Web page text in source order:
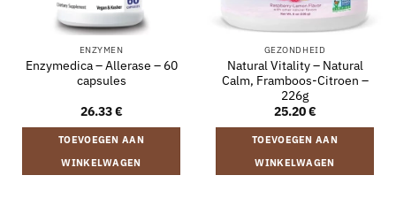
ENZYMEN
Enzymedica – Allerase – 60
capsules
26.33€
TOEVOEGEN AAN
WINKELWAGEN
GEZONDHEID
Natural Vitality – Natural
Calm, Framboos-Citroen –
226g
25.20€
TOEVOEGEN AAN
WINKELWAGEN